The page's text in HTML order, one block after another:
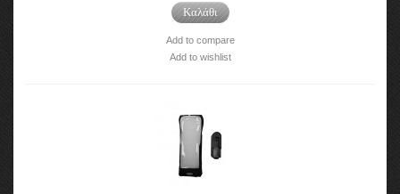
Καλάθι
Add to compare
Add to wishlist